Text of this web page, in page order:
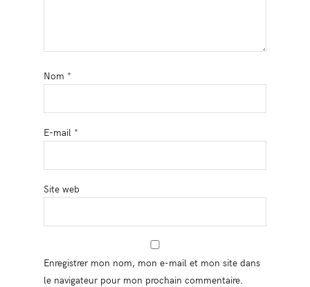
Nom *
E-mail *
Site web
Enregistrer mon nom, mon e-mail et mon site dans
le navigateur pour mon prochain commentaire.